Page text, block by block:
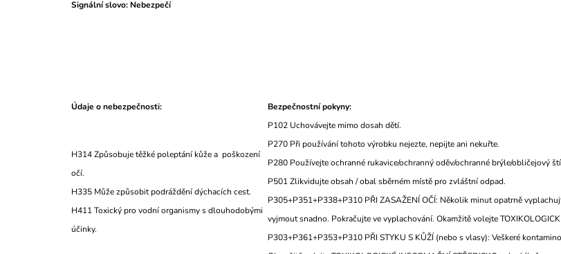
Signální slovo: Nebezpečí
Údaje o nebezpečnosti: Bezpečnostní pokyny:
H314 Způsobuje těžké poleptání kůže a poškození
očí.
H335 Může způsobit podráždění dýchacích cest.
H411 Toxický pro vodní organismy s dlouhodobými
účinky.
P102 Uchovávejte mimo dosah dětí.
P270 Při používání tohoto výrobku nejezte, nepijte ani nekuřte.
P280 Používejte ochranné rukavice/ochranný oděv/ochranné brýle/obličejový
P501 Zlikvidujte obsah / obal sběrném místě pro zvláštní odpad.
P305+P351+P338+P310 PŘI ZASAŽENÍ OČÍ: Několik minut opatrně
vyjmout snadno. Pokračujte ve vyplachování. Okamžitě volejte
P303+P361+P353+P310 PŘI STYKU S KŮŽÍ (nebo s vlasy): Veškeré